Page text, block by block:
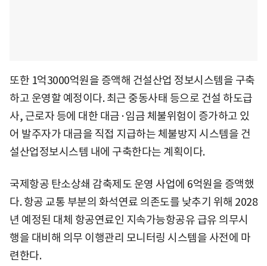
또한 1억3000억원을 증액해 건설산업 정보시스템을 구축
하고 운영할 예정이다. 최근 중동사태 등으로 건설 하도급
사, 근로자 등에 대한 대금·임금 체불위험이 증가하고 있
어 발주자가 대금을 직접 지급하는 체불방지 시스템을 건
설산업정보시스템 내에 구축한다는 계획이다.
국제항공 탄소상쇄 감축제도 운영 사업에 6억원을 증액했
다. 항공 교통 부분의 화석연료 의존도를 낮추기 위해 2028
년 예정된 대체 항공연료인 지속가능항공유 급유 의무시
행을 대비해 의무 이행관리 모니터링 시스템을 사전에 마
련한다.